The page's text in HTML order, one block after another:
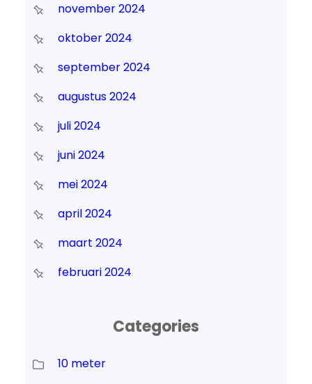
november 2024
oktober 2024
september 2024
augustus 2024
juli 2024
juni 2024
mei 2024
april 2024
maart 2024
februari 2024
Categories
10 meter